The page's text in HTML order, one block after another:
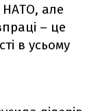
НАТО, але
– це
в усьому